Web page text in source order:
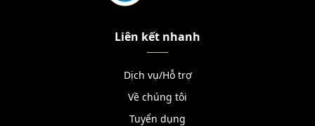
Liên kết nhanh
Dịch vụ/Hỗ trợ
Về chúng tôi
Tuyển dụng